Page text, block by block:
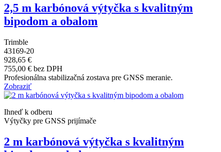
2,5 m karbónová výtyčka s kvalitným
bipodom a obalom
Trimble
43169-20
928,65 €
755,00 € bez DPH
Profesionálna stabilizačná zostava pre GNSS meranie.
Zobraziť
Ihneď k odberu
Výtyčky pre GNSS prijímače
2 m karbónová výtyčka s kvalitným